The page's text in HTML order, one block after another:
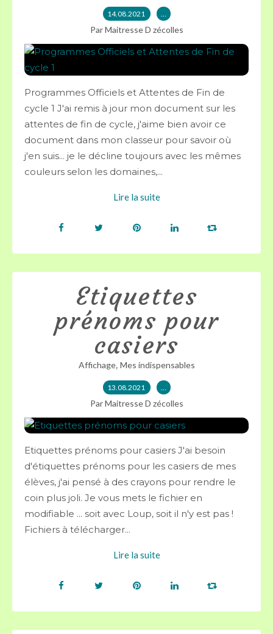
14.08.2021 …
Par Maitresse D zécolles
Programmes Officiels et Attentes de Fin de
cycle 1 J'ai remis à jour mon document sur les
attentes de fin de cycle, j'aime bien avoir ce
document dans mon classeur pour savoir où
j'en suis... je le décline toujours avec les mêmes
couleurs selon les domaines,...
Lire la suite
Etiquettes
prénoms pour
casiers
Affichage, Mes indispensables
13.08.2021 …
Par Maitresse D zécolles
Etiquettes prénoms pour casiers J'ai besoin
d'étiquettes prénoms pour les casiers de mes
élèves, j'ai pensé à des crayons pour rendre le
coin plus joli. Je vous mets le fichier en
modifiable ... soit avec Loup, soit il n'y est pas !
Fichiers à télécharger...
Lire la suite